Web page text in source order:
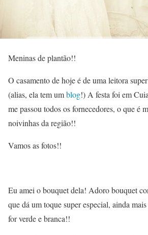
Meninas de plantão!!
O casamento de hoje é de uma leitora
(alias, ela tem umblog!) A festa foi em
me passou todos os fornecedores, o que é
noivinhas da região!!
Vamos as fotos!!
Eu amei o bouquet dela! Adoro bouquet
que dá um toque super especial, ainda
for verde e branca!!